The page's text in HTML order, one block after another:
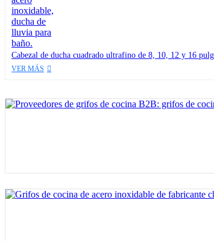
Cabezal de ducha cuadrado ultrafino de 8, 10, 12 y 16
VER MÁS